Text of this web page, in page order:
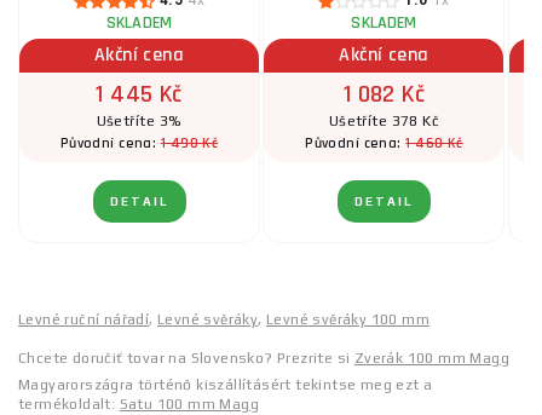
SKLADEM
Akční cena
1 445 Kč
Ušetříte 3%
Původní cena:1 490 Kč
DETAIL
SKLADEM
Akční cena
1 082 Kč
Ušetříte 378 Kč
Původní cena:1 460 Kč
DETAIL
Levné ruční nářadí, Levné svěráky, Levné svěráky 100 mm
Chcete doručiť tovar na Slovensko? Prezrite si Zverák 100 mm Magg
Magyarországra történő kiszállításért tekintse meg ezt a
termékoldalt: Satu 100 mm Magg